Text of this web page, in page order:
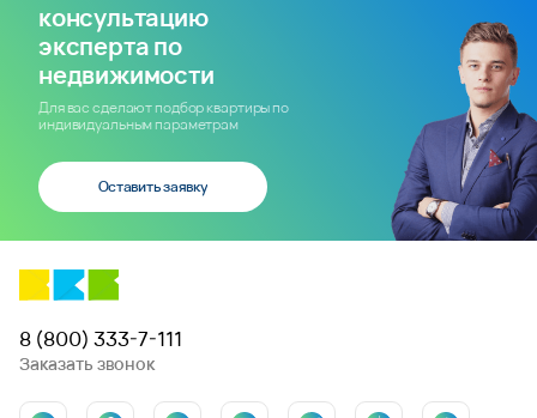
консультацию
эксперта по
недвижимости
Для вас сделают подбор квартиры по
индивидуальным параметрам
Оставить заявку
8 (800) 333-7-111
Заказать звонок